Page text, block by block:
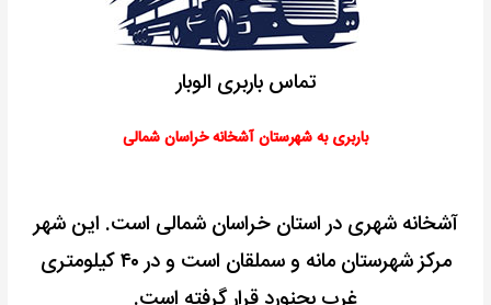
تماس باربری الوبار
باربری به شهرستان آشخانه خراسان شمالی
آشخانه شهری در استان خراسان شمالی است. این شهر
مرکز شهرستان مانه و سملقان است و در ۴۰ کیلومتری